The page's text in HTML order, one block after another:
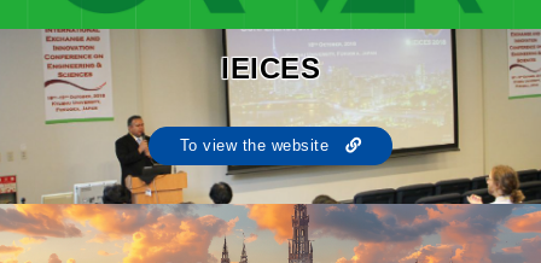
IEICES
To view the website